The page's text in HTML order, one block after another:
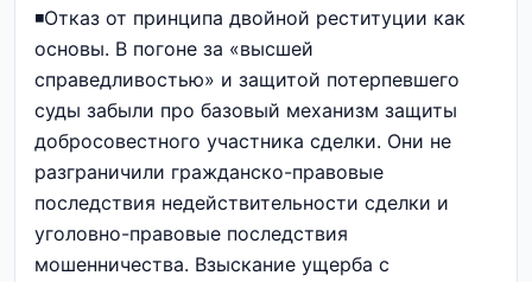
◾️Отказ от принципа двойной реституции как
основы. В погоне за «высшей
справедливостью» и защитой потерпевшего
суды забыли про базовый механизм защиты
добросовестного участника сделки. Они не
разграничили гражданско-правовые
последствия недействительности сделки и
уголовно-правовые последствия
мошенничества. Взыскание ущерба с